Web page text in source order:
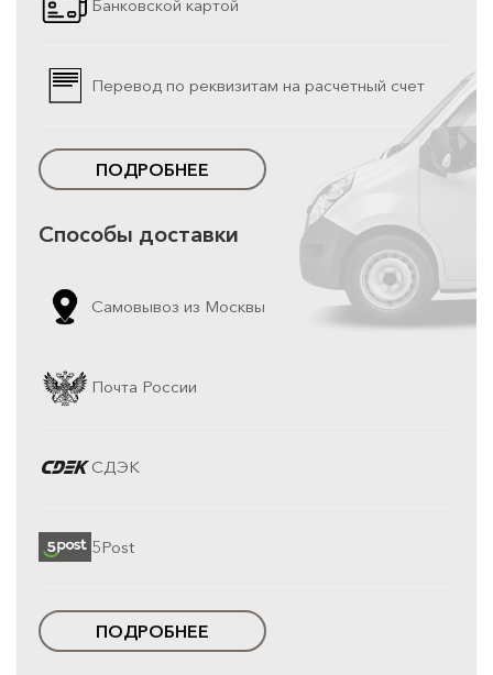
Банковской картой
Перевод по реквизитам на расчетный счет
ПОДРОБНЕЕ
Способы доставки
Самовывоз из Москвы
Почта России
СДЭК
5Post
ПОДРОБНЕЕ